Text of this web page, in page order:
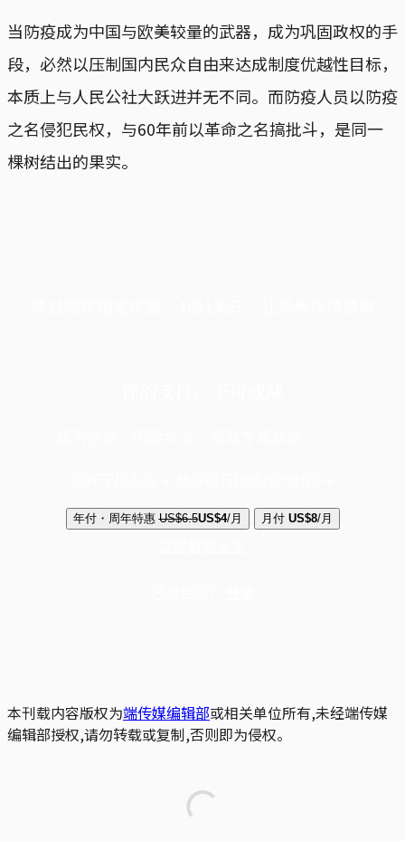
当防疫成为中国与欧美较量的武器，成为巩固政权的手
段，必然以压制国内民众自由来达成制度优越性目标，
本质上与人民公社大跃进并无不同。而防疫人员以防疫
之名侵犯民权，与60年前以革命之名搞批斗，是同一
棵树结出的果实。
年付・周年特惠 US$6.5US$4/月 月付 US$8/月
本刊载内容版权为端传媒编辑部或相关单位所有,未经端传媒
编辑部授权,请勿转载或复制,否则即为侵权。